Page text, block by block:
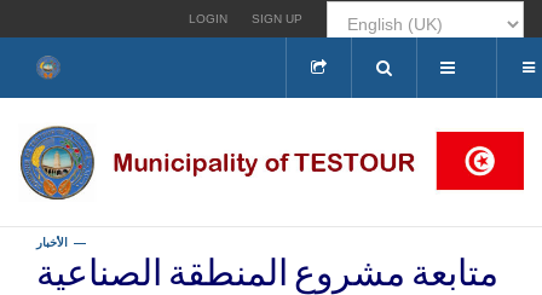
LOGIN SIGN UP
Search
...
الأخبار
متابعة مشروع المنطقة الصناعية